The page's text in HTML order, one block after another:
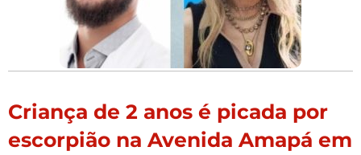
Criança de 2 anos é picada por
escorpião na Avenida Amapá em